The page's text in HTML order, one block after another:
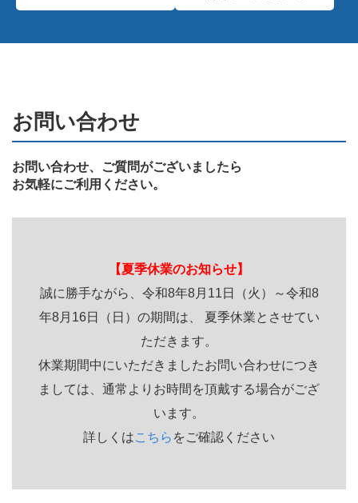
お問い合わせ
お問い合わせ、ご質問がございましたら
お気軽にご利用ください。
【夏季休業のお知らせ】
誠に勝手ながら、令和8年8月11日（火）～令和8
年8月16日（日）の期間は、 夏季休業とさせてい
ただきます。
休業期間中にいただきましたお問い合わせにつき
ましては、通常よりお時間を頂戴する場合がござ
います。
詳しくはこちら をご確認ください